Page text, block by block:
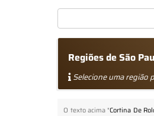
Regiões de São
Selecione uma região
O texto acima "Cortina De